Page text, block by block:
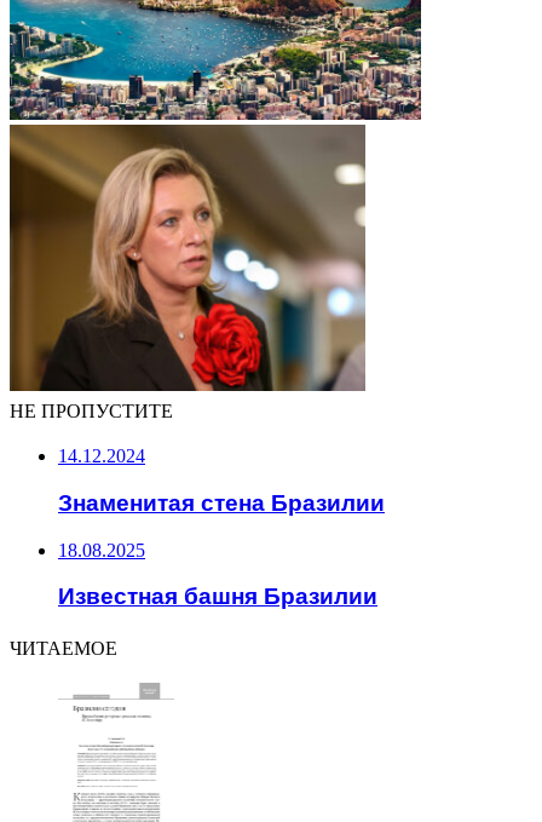
НЕ ПРОПУСТИТЕ
14.12.2024
Знаменитая стена Бразилии
18.08.2025
Известная башня Бразилии
ЧИТАЕМОЕ